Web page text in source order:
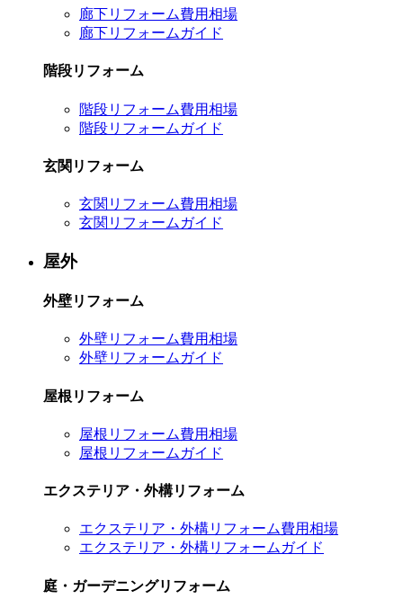
廊下リフォーム費用相場
廊下リフォームガイド
階段リフォーム
階段リフォーム費用相場
階段リフォームガイド
玄関リフォーム
玄関リフォーム費用相場
玄関リフォームガイド
屋外
外壁リフォーム
外壁リフォーム費用相場
外壁リフォームガイド
屋根リフォーム
屋根リフォーム費用相場
屋根リフォームガイド
エクステリア・外構リフォーム
エクステリア・外構リフォーム費用相場
エクステリア・外構リフォームガイド
庭・ガーデニングリフォーム